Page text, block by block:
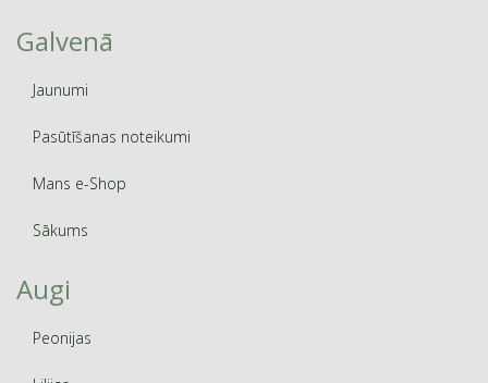
Galvenā
Jaunumi
Pasūtīšanas noteikumi
Mans e-Shop
Sākums
Augi
Peonijas